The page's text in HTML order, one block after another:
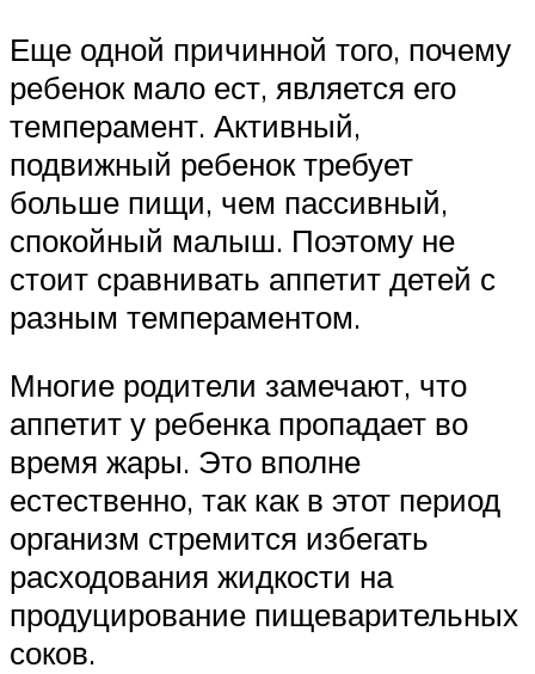
Еще одной причинной того, почему
ребенок мало ест, является его
темперамент. Активный,
подвижный ребенок требует
больше пищи, чем пассивный,
спокойный малыш. Поэтому не
стоит сравнивать аппетит детей с
разным темпераментом.
Многие родители замечают, что
аппетит у ребенка пропадает во
время жары. Это вполне
естественно, так как в этот период
организм стремится избегать
расходования жидкости на
продуцирование пищеварительных
соков.